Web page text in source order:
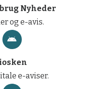
Nyheder
og e-avis.
e-aviser.